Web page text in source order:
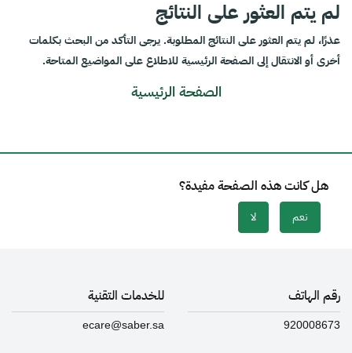
لم يتم العثور على النتائج
عذرًا، لم يتم العثور على النتائج المطلوبة. يرجى التأكد من البحث بكلمات
أخرى أو الانتقال إلى الصفحة الرئيسية للاطلاع على المواضيع المتاحة.
الصفحة الرئيسية
هل كانت هذه الصفحة مفيدة؟
نعم لا
رقم الهاتف
920008673
للخدمات التقنية
ecare@saber.sa